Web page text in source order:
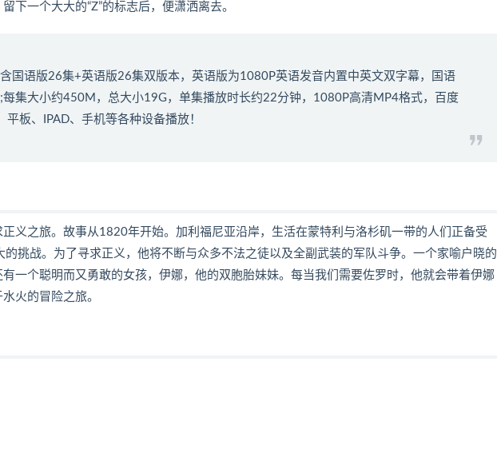
下一个大大的“Z”的标志后，便潇洒离去。
国语版26集+英语版26集双版本，英语版为1080P英语发音内置中英文双字幕，国语
集大小约450M，总大小19G，单集播放时长约22分钟，1080P高清MP4格式，百度
板、IPAD、手机等各种设备播放！
正义之旅。故事从1820年开始。加利福尼亚沿岸，生活在蒙特利与洛杉矶一带的人们正备受
挑战。为了寻求正义，他将不断与众多不法之徒以及全副武装的军队斗争。一个家喻户晓的
一个聪明而又勇敢的女孩，伊娜，他的双胞胎妹妹。每当我们需要佐罗时，他就会带着伊娜
火的冒险之旅。